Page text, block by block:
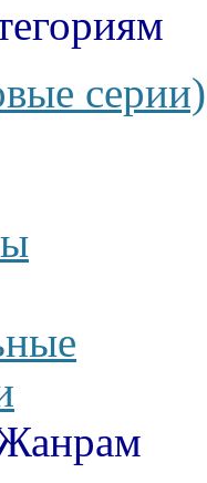
серии)